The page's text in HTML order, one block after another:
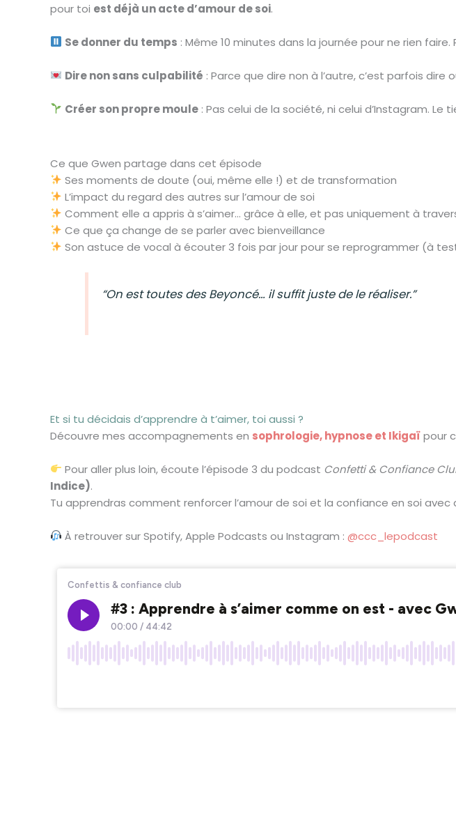
pour toi est déjà un acte d’amour de soi.
Se donner du temps : Même 10 minutes dans la journée pour ne rien
Dire non sans culpabilité : Parce que dire non à l’autre, c’est parfois
Créer son propre moule : Pas celui de la société, ni celui d’Instagram.
Ce que Gwen partage dans cet épisode
Ses moments de doute (oui, même elle !) et de transformation
L’impact du regard des autres sur l’amour de soi
Comment elle a appris à s’aimer… grâce à elle, et pas uniquement à
Ce que ça change de se parler avec bienveillance
Son astuce de vocal à écouter 3 fois par jour pour se reprogrammer (à
“On est toutes des Beyoncé… il suffit juste de le réaliser.”
Et si tu décidais d’apprendre à t’aimer, toi aussi ?
Découvre mes accompagnements en sophrologie, hypnose et Ikigaïpour
Pour aller plus loin, écoute l’épisode 3 du podcast Confetti & Confiance
Indice).
Tu apprendras comment renforcer l’amour de soi et la confiance en soi
À retrouver sur Spotify, Apple Podcasts ou Instagram :@ccc_lepodcast